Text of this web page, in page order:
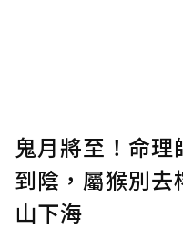
鬼月將至！命
到陰，屬猴別去
山下海